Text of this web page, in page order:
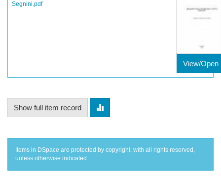
Segnini.pdf
View/Open
Show full item record
Items in DSpace are protected by copyright, with all rights reserved,
unless otherwise indicated.